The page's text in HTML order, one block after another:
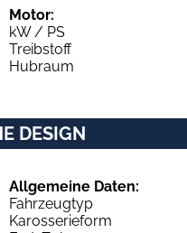
Motor:
kW / PS
Treibstoff
Hubraum
DESIGN
Allgemeine Daten:
Fahrzeugtyp
Karosserieform